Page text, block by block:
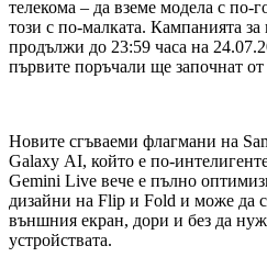
телекома – да вземе модела с по-
този с по-малката. Кампанията
продължи до 23:59 часа на
първите поръчали ще започнат
Новите сгъваеми флагмани на
Galaxy АI, който е по-
Gemini Live вече е пълно
дизайни на Flip и Fold и може да
външния екран, дори и без да
устройствата.